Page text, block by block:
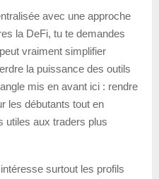
avec une approche
la DeFi, tu te demandes
vraiment simplifier
la puissance des outils
mis en avant ici : rendre
les débutants tout en
utiles aux traders plus
surtout les profils